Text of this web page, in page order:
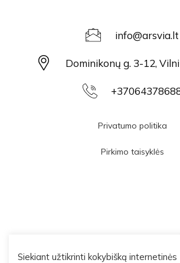
info@arsvia.lt
Dominikonų g. 3-12,
Privatumo politika
Pirkimo taisyklės
Siekiant užtikrinti kokybišką internetinės